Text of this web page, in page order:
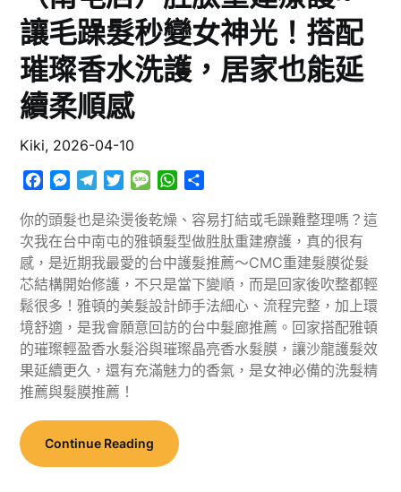
讓毛躁髮秒變女神光！搭配
璀璨香水洗護，居家也能延
續柔順感
Kiki, 2026-04-10
Facebook
Messenger
TelegramTwitterMessageWhatsApp
你的頭髮也是染燙後乾燥、容易打結或毛躁難整理嗎？這
次我在台中南屯的雅頓髮型做胜肽重建療護，真的很有
感，是近期我最愛的台中護髮推薦～CMC重建髮膜從髮
芯結構開始修護，不只是當下變順，而是回家後吹整都輕
鬆很多！雅頓的美髮設計師手法細心、流程完整，加上環
境舒適，是我會願意回訪的台中髮廊推薦。回家搭配雅頓
的璀璨輕盈香水髮浴與璀璨晶亮香水髮膜，讓沙龍護髮效
果延續更久，還有充滿魅力的香氣，是女神必備的洗髮精
推薦與髮膜推薦！
Continue Reading